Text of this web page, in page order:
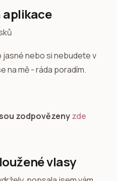
aplikace
jasné nebo si nebudete v
na mě - ráda poradím.
zodpovězenyzde
vlasy